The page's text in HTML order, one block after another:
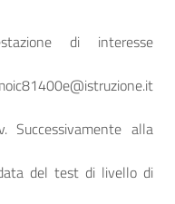
di interesse
alla
del test di livello di